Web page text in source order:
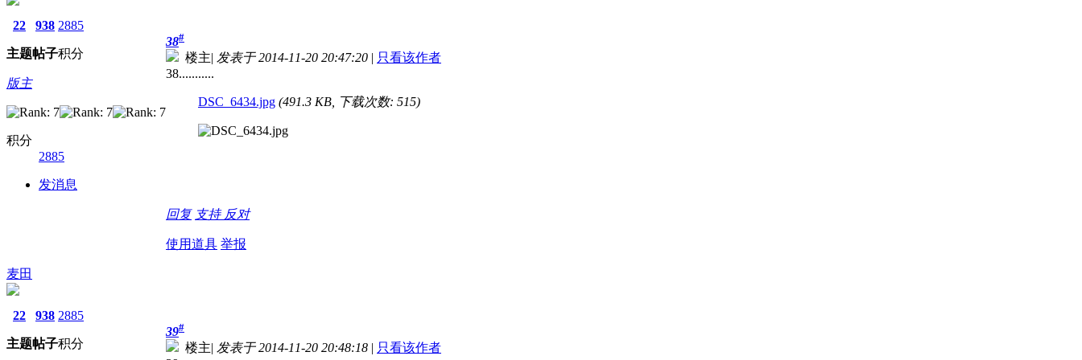
22
主题
938
帖子
2885
积分
版主
积分
2885
发消息
38#
楼主| 发表于 2014-11-20 20:47:20 | 只看该作者
38...........
DSC_6434.jpg (491.3 KB, 下载次数: 515)
回复 支持 反对
使用道具 举报
麦田
22
主题
938
帖子
2885
积分
39#
楼主| 发表于 2014-11-20 20:48:18 | 只看该作者